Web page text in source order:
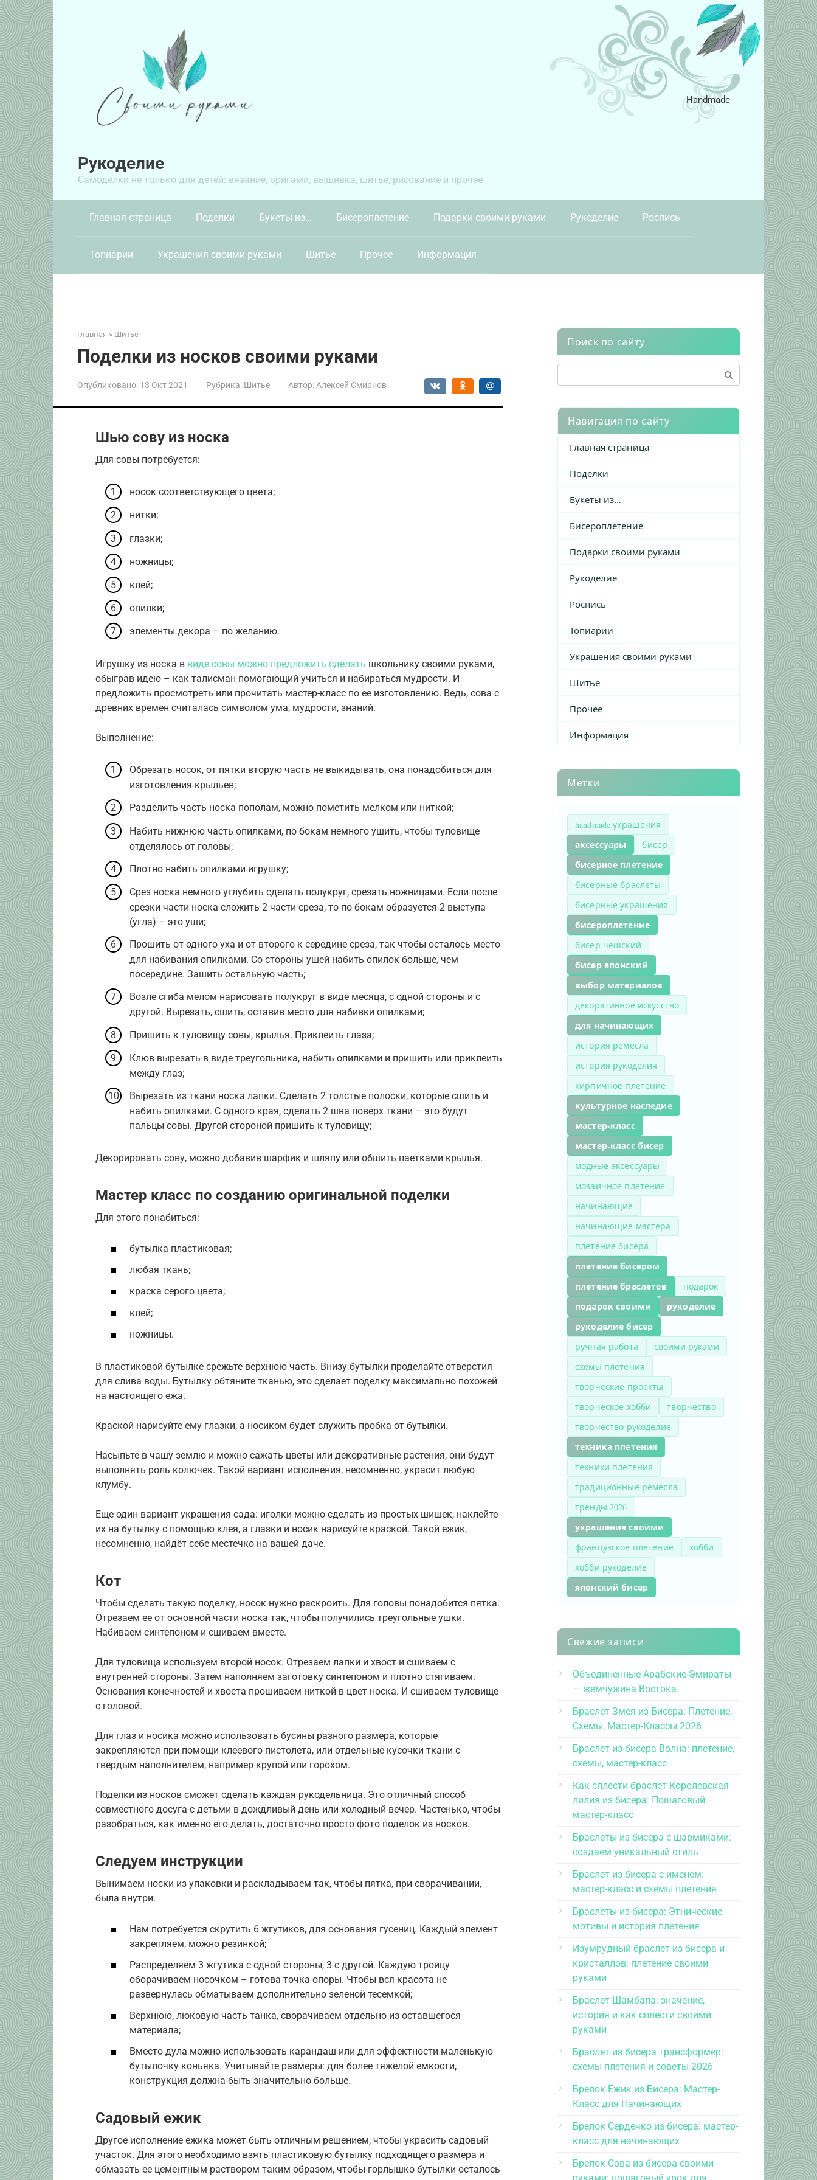
Перейти
к
контенту
Рукоделие
Самоделки не только для детей: вязание, оригами, вышивка, шитье, рисование и прочее
Handmade
Главная страница Поделки Букеты из… Бисероплетение Подарки своими руками Рукоделие Роспись
Топиарии Украшения своими руками Шитье Прочее Информация
Главная » Шитье
Поделки из носков своими руками
Опубликовано: 13 Окт 2021 Рубрика: Шитье Автор: Алексей Смирнов
Шью сову из носка
Для совы потребуется:
носок соответствующего цвета;
нитки;
глазки;
ножницы;
клей;
опилки;
элементы декора – по желанию.
Игрушку из носка в виде совы можно предложить сделать школьнику своими руками,
обыграв идею – как талисман помогающий учиться и набираться мудрости. И
предложить просмотреть или прочитать мастер-класс по ее изготовлению. Ведь, сова с
древних времен считалась символом ума, мудрости, знаний.
Выполнение:
Обрезать носок, от пятки вторую часть не выкидывать, она понадобиться для
изготовления крыльев;
Разделить часть носка пополам, можно пометить мелком или ниткой;
Набить нижнюю часть опилками, по бокам немного ушить, чтобы туловище
отделялось от головы;
Плотно набить опилками игрушку;
Срез носка немного углубить сделать полукруг, срезать ножницами. Если после
срезки части носка сложить 2 части среза, то по бокам образуется 2 выступа
(угла) – это уши;
Прошить от одного уха и от второго к середине среза, так чтобы осталось место
для набивания опилками. Со стороны ушей набить опилок больше, чем
посередине. Зашить остальную часть;
Возле сгиба мелом нарисовать полукруг в виде месяца, с одной стороны и с
другой. Вырезать, сшить, оставив место для набивки опилками;
Пришить к туловищу совы, крылья. Приклеить глаза;
Клюв вырезать в виде треугольника, набить опилками и пришить или приклеить
между глаз;
Вырезать из ткани носка лапки. Сделать 2 толстые полоски, которые сшить и
набить опилками. С одного края, сделать 2 шва поверх ткани – это будут
пальцы совы. Другой стороной пришить к туловищу;
Декорировать сову, можно добавив шарфик и шляпу или обшить паетками крылья.
Мастер класс по созданию оригинальной поделки
Для этого понабиться:
бутылка пластиковая;
любая ткань;
краска серого цвета;
клей;
ножницы.
В пластиковой бутылке срежьте верхнюю часть. Внизу бутылки проделайте отверстия
для слива воды. Бутылку обтяните тканью, это сделает поделку максимально похожей
на настоящего ежа.
Краской нарисуйте ему глазки, а носиком будет служить пробка от бутылки.
Насыпьте в чашу землю и можно сажать цветы или декоративные растения, они будут
выполнять роль колючек. Такой вариант исполнения, несомненно, украсит любую
клумбу.
Еще один вариант украшения сада: иголки можно сделать из простых шишек, наклейте
их на бутылку с помощью клея, а глазки и носик нарисуйте краской. Такой ежик,
несомненно, найдёт себе местечко на вашей даче.
Кот
Чтобы сделать такую поделку, носок нужно раскроить. Для головы понадобится пятка.
Отрезаем ее от основной части носка так, чтобы получились треугольные ушки.
Набиваем синтепоном и сшиваем вместе.
Для туловища используем второй носок. Отрезаем лапки и хвост и сшиваем с
внутренней стороны. Затем наполняем заготовку синтепоном и плотно стягиваем.
Основания конечностей и хвоста прошиваем ниткой в цвет носка. И сшиваем туловище
с головой.
Для глаз и носика можно использовать бусины разного размера, которые
закрепляются при помощи клеевого пистолета, или отдельные кусочки ткани с
твердым наполнителем, например крупой или горохом.
Поделки из носков сможет сделать каждая рукодельница. Это отличный способ
совместного досуга с детьми в дождливый день или холодный вечер. Частенько, чтобы
разобраться, как именно его делать, достаточно просто фото поделок из носков.
Следуем инструкции
Вынимаем носки из упаковки и раскладываем так, чтобы пятка, при сворачивании,
была внутри.
Нам потребуется скрутить 6 жгутиков, для основания гусениц. Каждый элемент
закрепляем, можно резинкой;
Распределяем 3 жгутика с одной стороны, 3 с другой. Каждую троицу
оборачиваем носочком – готова точка опоры. Чтобы вся красота не
развернулась обматываем дополнительно зеленой тесемкой;
Верхнюю, люковую часть танка, сворачиваем отдельно из оставшегося
материала;
Вместо дула можно использовать карандаш или для эффектности маленькую
бутылочку коньяка. Учитывайте размеры: для более тяжелой емкости,
конструкция должна быть значительно больше.
Садовый ежик
Другое исполнение ежика может быть отличным решением, чтобы украсить садовый
участок. Для этого необходимо взять пластиковую бутылку подходящего размера и
обмазать ее цементным раствором таким образом, чтобы горлышко бутылки осталось
Поиск по сайту
Навигация по сайту
Главная страница
Поделки
Букеты из…
Бисероплетение
Подарки своими руками
Рукоделие
Роспись
Топиарии
Украшения своими руками
Шитье
Прочее
Информация
Метки
handmade украшения
аксессуары бисер
бисерное плетение
бисерные браслеты
бисерные украшения
бисероплетение
бисер чешский
бисер японский
выбор материалов
декоративное искусство
для начинающих
история ремесла
история рукоделия
кирпичное плетение
культурное наследие
мастер-класс
мастер-класс бисер
модные аксессуары
мозаичное плетение
начинающие
начинающие мастера
плетение бисера
плетение бисером
плетение браслетов
подарок
подарок своими
рукоделие
рукоделие бисер
ручная работа
своими руками
схемы плетения
творческие проекты
творческое хобби
творчество
творчество рукоделие
техника плетения
техники плетения
традиционные ремесла
тренды 2026
украшения своими
французское плетение
хобби
хобби рукоделие
японский бисер
Свежие записи
Объединенные Арабские Эмираты
— жемчужина Востока.
Браслет Змея из Бисера: Плетение,
Схемы, Мастер-Классы 2026
Браслет из бисера Волна: плетение,
схемы, мастер-класс
Как сплести браслет Королевская
лилия из бисера: Пошаговый
мастер-класс
Браслеты из бисера с шармиками:
создаем уникальный стиль
Браслет из бисера с именем:
мастер-класс и схемы плетения
Браслеты из бисера: Этнические
мотивы и история плетения
Изумрудный браслет из бисера и
кристаллов: плетение своими
руками
Браслет Шамбала: значение,
история и как сплести своими
руками
Браслет из бисера трансформер:
схемы плетения и советы 2026
Брелок Ёжик из Бисера: Мастер-
Класс для Начинающих
Брелок Сердечко из бисера: мастер-
класс для начинающих
Брелок Сова из бисера своими